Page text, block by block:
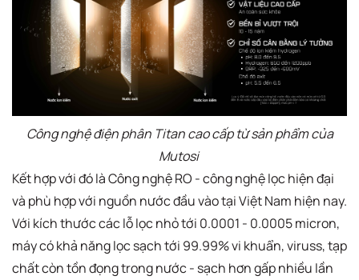
Công nghệ điện phân Titan cao cấp từ sản phẩm của
Mutosi
Kết hợp với đó là Công nghệ RO - công nghệ lọc hiện đại
và phù hợp với nguồn nước đầu vào tại Việt Nam hiện nay.
Với kích thước các lỗ lọc nhỏ tới 0.0001 - 0.0005 micron,
máy có khả năng lọc sạch tới 99.99% vi khuẩn, viruss, tạp
chất còn tồn đọng trong nước - sạch hơn gấp nhiều lần